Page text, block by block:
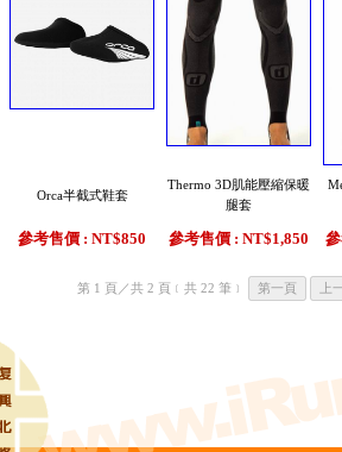
Orca半截式鞋套
Thermo 3D肌能壓縮保暖
腿套
參考售價 : NT$850 參考售價 : NT$1,850
第 1 頁／共 2 頁﹝共 22 筆﹞